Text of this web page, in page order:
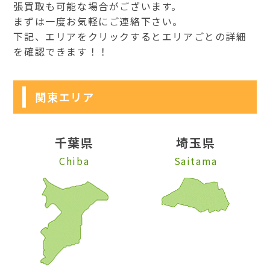
張買取も可能な場合がございます。
まずは一度お気軽にご連絡下さい。
下記、エリアをクリックするとエリアごとの詳細
を確認できます！！
関東エリア
千葉県
Chiba
埼玉県
Saitama